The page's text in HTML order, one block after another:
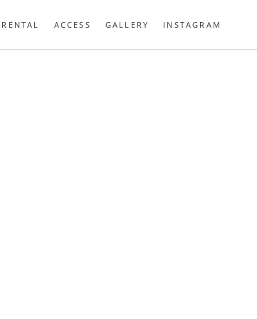
RENTAL ACCESS GALLERY INSTAGRAM